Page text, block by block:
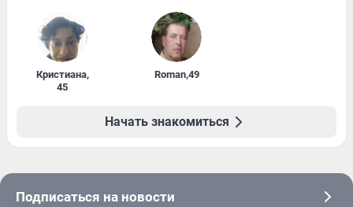
Кристиана,
45
Roman,49
Начать знакомиться
Подписаться на новости